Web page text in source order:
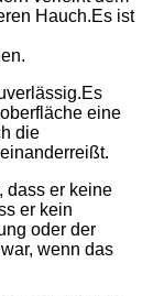
Hauch.Es ist
Es
eine
die
dass er keine
er kein
oder der
wenn das